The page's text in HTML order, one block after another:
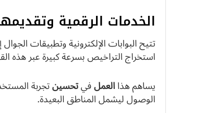
الخدمات الرقمية
تتيح البوابات الإلكترونية وتطبيقات
استخراج التراخيص بسرعة كبيرة عبر هذه
يساهم هذاالعملفيتحسينتجربة
الوصول ليشمل المناطق البعيدة.